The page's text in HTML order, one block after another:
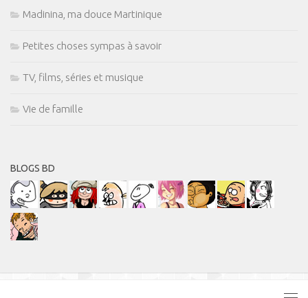
Madinina, ma douce Martinique
Petites choses sympas à savoir
TV, films, séries et musique
Vie de famille
BLOGS BD